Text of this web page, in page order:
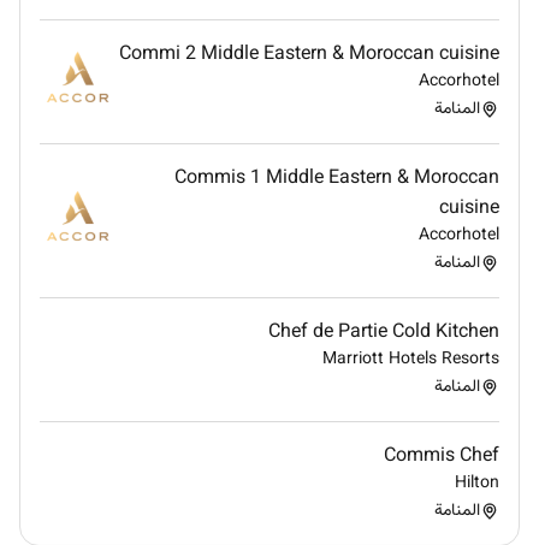
Commi 2 Middle Eastern & Moroccan cuisine
Accorhotel
المنامة
Commis 1 Middle Eastern & Moroccan
cuisine
Accorhotel
المنامة
Chef de Partie Cold Kitchen
Marriott Hotels Resorts
المنامة
Commis Chef
Hilton
المنامة